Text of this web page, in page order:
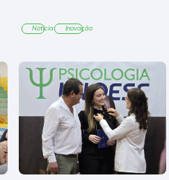
Notícia Inovação